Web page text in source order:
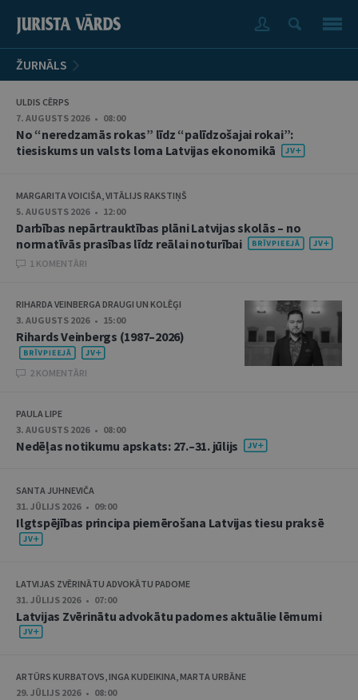
ŽURNĀLS
ULDIS CĒRPS
7. AUGUSTS 2026 • 08:00
No “neredzamās rokas” līdz “palīdzošajai rokai”:
tiesiskums un valsts loma Latvijas ekonomikā
MARGARITA VOICIŠA, VITĀLIJS RAKSTIŅŠ
5. AUGUSTS 2026 • 12:00
Darbības nepārtrauktības plāni Latvijas skolās – no
normatīvās prasības līdz reālai noturībai
1 KOMENTĀRI
RIHARDA VEINBERGA DRAUGI UN KOLĒĢI
3. AUGUSTS 2026 • 15:00
Rihards Veinbergs (1987–2026)
2 KOMENTĀRI
PAULA LIPE
3. AUGUSTS 2026 • 08:00
Nedēļas notikumu apskats: 27.–31. jūlijs
SANTA JUHNEVIČA
31. JŪLIJS 2026 • 09:00
Ilgtspējības principa piemērošana Latvijas tiesu praksē
LATVIJAS ZVĒRINĀTU ADVOKĀTU PADOME
31. JŪLIJS 2026 • 07:00
Latvijas Zvērinātu advokātu padomes aktuālie lēmumi
ARTŪRS KURBATOVS, INGA KUDEIKINA, MARTA URBĀNE
29. JŪLIJS 2026 • 08:00